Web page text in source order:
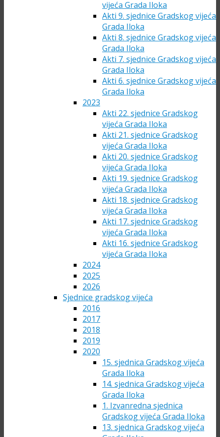
vijeća Grada Iloka
Akti 9. sjednice Gradskog vijeća
Grada Iloka
Akti 8. sjednice Gradskog vijeća
Grada Iloka
Akti 7. sjednice Gradskog vijeća
Grada Iloka
Akti 6. sjednice Gradskog vijeća
Grada Iloka
2023
Akti 22. sjednice Gradskog
vijeća Grada Iloka
Akti 21. sjednice Gradskog
vijeća Grada Iloka
Akti 20. sjednice Gradskog
vijeća Grada Iloka
Akti 19. sjednice Gradskog
vijeća Grada Iloka
Akti 18. sjednice Gradskog
vijeća Grada Iloka
Akti 17. sjednice Gradskog
vijeća Grada Iloka
Akti 16. sjednice Gradskog
vijeća Grada Iloka
2024
2025
2026
Sjednice gradskog vijeća
2016
2017
2018
2019
2020
15. sjednica Gradskog vijeća
Grada Iloka
14. sjednica Gradskog vijeća
Grada Iloka
1. Izvanredna sjednica
Gradskog vijeća Grada Iloka
13. sjednica Gradskog vijeća